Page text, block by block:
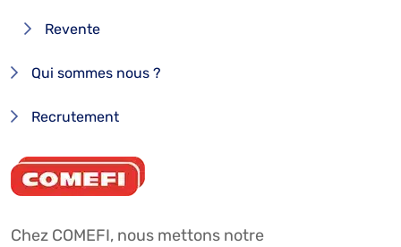
Revente
Qui sommes nous ?
Recrutement
Chez COMEFI, nous mettons notre